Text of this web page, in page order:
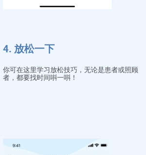
4. 放松一下
你可在这里学习放松技巧，无论是患者或照顾
者，都要找时间唞一唞！